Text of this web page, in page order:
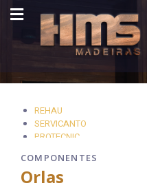
COMPONENTES
Orlas
REHAU
SERVICANTO
PROTECNIC
ORLAS REHAU